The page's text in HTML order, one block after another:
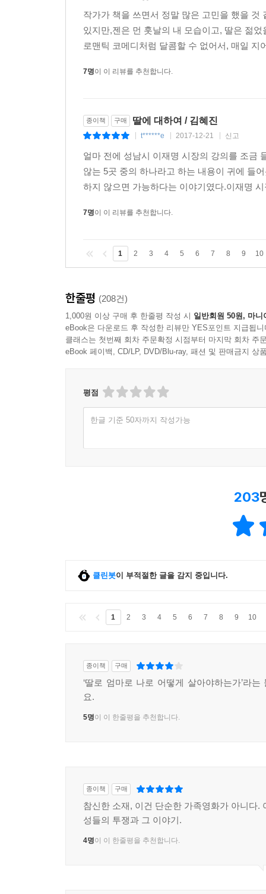
작가가 책을 쓰면서 정말 많은 고민을 했을
있지만,젠은 먼 훗날의 내 모습이고, 딸은 젊
로맨틱 코메디처럼 달콤할 수 없어서, 매일
7명이 이 리뷰를 추천합니다.
종이책 구매 딸에 대하여 / 김혜진
t******e 2017-12-21 신고
얼마 전에 성남시 이재명 시장의 강의를 조금
않는 5곳 중의 하나라고 하는 내용이 귀에 들
하지 않으면 가능하다는 이야기였다.이재명
7명이 이 리뷰를 추천합니다.
1 2 3 4 5 6 7 8 9 10
한줄평 (208건)
1,000원 이상 구매 후 한줄평 작성 시 일반회원 50원, 마니
eBook은 다운로드 후 작성한 리뷰만 YES포인트 지급됩니
클래스는 첫번째 회차 주문확정 시점부터 마지막 회차 주
eBook 페이백, CD/LP, DVD/Blu-ray, 패션 및 판매금지 상
평점
한글 기준 50자까지 작성가능
203
클린봇이 부적절한 글을 감지 중입니다.
1 2 3 4 5 6 7 8 9 10
종이책 구매
‘딸로 엄마로 나로 어떻게 살아야하는가’라는
요.
5명이 이 한줄평을 추천합니다.
종이책 구매
참신한 소재, 이건 단순한 가족영화가 아니다.
성들의 투쟁과 그 이야기.
4명이 이 한줄평을 추천합니다.